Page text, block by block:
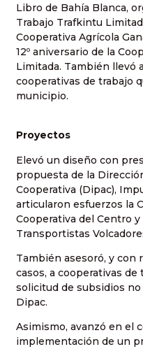
Libro de Bahía Blanca,
Trabajo Trafkintu
Cooperativa Agrícola
12º aniversario de la
Limitada. También llevó
cooperativas de trabajo
municipio.
Proyectos
Elevó un diseño con
propuesta de la
Cooperativa (Dipac),
articularon esfuerzos la
Cooperativa del Centro y
Transportistas
También asesoró, y con
casos, a cooperativas
solicitud de subsidios
Dipac.
Asimismo, avanzó en el
implementación de un